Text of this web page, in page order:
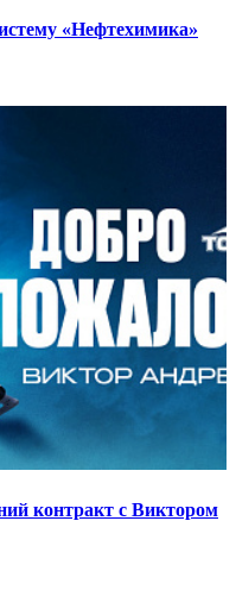
«Нефтехимика»
контракт с Виктором